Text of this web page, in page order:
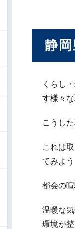
静
くらし
す様々
こうし
これは
てみよ
都会の
温暖な
環境が整